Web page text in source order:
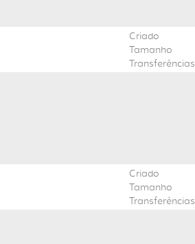
Criado
Tamanho
Transferências
Criado
Tamanho
Transferências